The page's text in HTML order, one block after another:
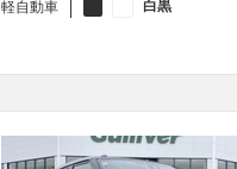
軽自動車 白黒